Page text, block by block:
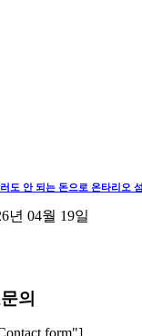
도 안 되는 돈으로 온타리오
년 04월 19일
의